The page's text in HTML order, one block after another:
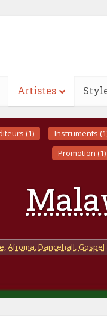
Artistes
(1) Instruments
Promotion (1)
,Afroma,Dancehall,